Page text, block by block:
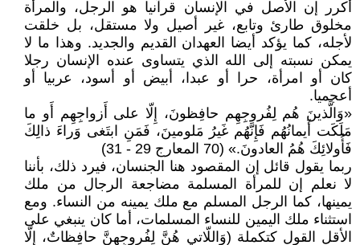
أكرر إن الأصل في الإنسان قرآنيا هو الرجل، والمرأة
مخلوق طارئ وتابع، غير أصيل ولا مستقل، بل خلقت
لأجله، كما يؤكد أيضا العهدان القديم والجديد. وهذا ما لا
يمكن نسبته إلى الله الذي يتساوى عنده الإنسان رجلا
كان أو امرأة، حرا أو عبدا، أبيض أو أسود، عربيا أو
أعجميا.
«وَالَّذينَ هُم لِفُروجِهِم حافِظونَ، إِلّا على أَزواجِهِم أَو ما
مَلَكَت أَيمانُهُم فَإِنَّهُم غَيرُ مَلومينَ، فَمَنِ ابتَغى وَراءَ ذالِكَ
فَأُولائِكَ هُمُ العادونَ.» (70 المعارج 29 - 31)
ربما يقول قائل إن المقصود هنا الجنسان، فيرد ذلك، بأننا
لا نعلم إن للمرأة المسلمة مضاجعة الرجال من ملك
يمينها، كما الرجل المسلم مع ملك يمينه من النساء. ومع
استثناء ملك اليمين للنساء المسلمات، أما كان ينبغي على
الأقل القول كتكملة (وَاللّاتي هُنَّ لِفُروجِهِنَّ حافِظاتٌ، إِلّا